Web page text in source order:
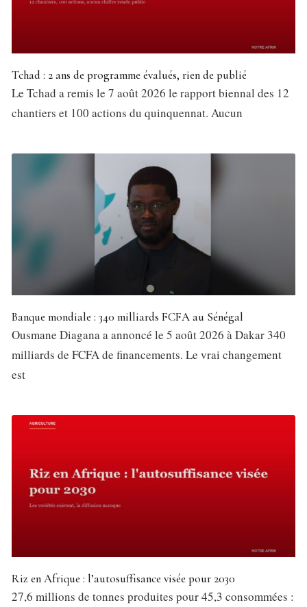
Tchad : 2 ans de programme évalués, rien de publié
Le Tchad a remis le 7 août 2026 le rapport biennal des 12
chantiers et 100 actions du quinquennat. Aucun
Banque mondiale : 340 milliards FCFA au Sénégal
Ousmane Diagana a annoncé le 5 août 2026 à Dakar 340
milliards de FCFA de financements. Le vrai changement
est
Riz en Afrique : l’autosuffisance visée pour 2030
27,6 millions de tonnes produites pour 45,3 consommées :